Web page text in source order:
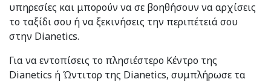
υπηρεσίες και μπορούν να σε βοηθήσουν να αρχίσεις
το ταξίδι σου ή να ξεκινήσεις την περιπέτειά σου
στην Dianetics.
Για να εντοπίσεις το πλησιέστερο Κέντρο της
Dianetics ή Ώντιτορ της Dianetics, συμπλήρωσε τα